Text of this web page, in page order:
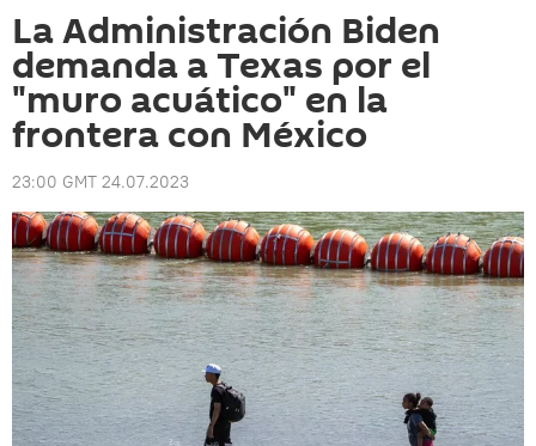
La Administración Biden
demanda a Texas por el
"muro acuático" en la
frontera con México
23:00 GMT 24.07.2023